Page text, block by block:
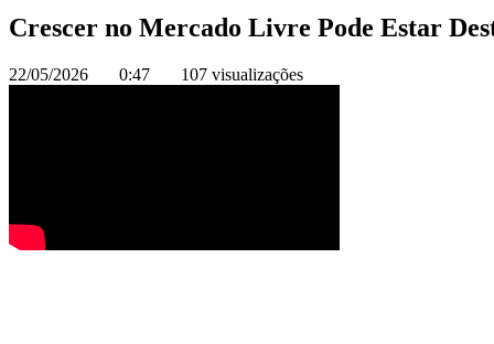
Crescer no Mercado Livre Pode Estar
22/05/2026 0:47 107 visualizações